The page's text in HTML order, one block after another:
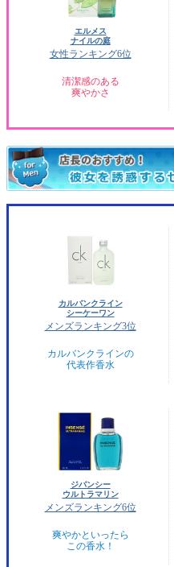
エルメス
ナイルの庭
女性ランキング6位
清潔感のある
爽やかさ
カルバンクライン
シーケーワン
メンズランキング3位
カルバンクラインの
代表作香水
ジバンシー
ウルトラマリン
メンズランキング6位
爽やかといったら
この香水！